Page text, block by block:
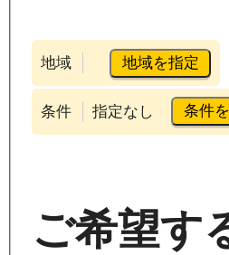
地域 地域を指定
条件 指定なし 条件
ご希望す